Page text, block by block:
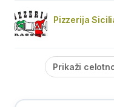
Pizzerija
Prikaži